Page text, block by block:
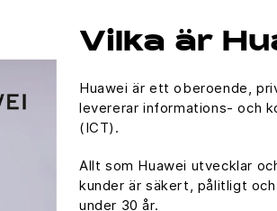
Vilka är
Huawei är ett oberoende,
levererar informations- och
(ICT).
Allt som Huawei utvecklar
kunder är säkert, pålitligt
under 30 år.